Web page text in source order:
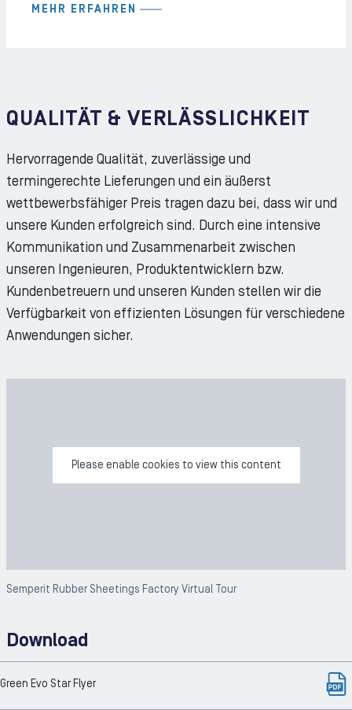
MEHR ERFAHREN
QUALITÄT & VERLÄSSLICHKEIT
Hervorragende Qualität, zuverlässige und
termingerechte Lieferungen und ein äußerst
wettbewerbsfähiger Preis tragen dazu bei, dass wir und
unsere Kunden erfolgreich sind. Durch eine intensive
Kommunikation und Zusammenarbeit zwischen
unseren Ingenieuren, Produktentwicklern bzw.
Kundenbetreuern und unseren Kunden stellen wir die
Verfügbarkeit von effizienten Lösungen für verschiedene
Anwendungen sicher.
Please enable cookies to view this content
Semperit Rubber Sheetings Factory Virtual Tour
Download
Green Evo Star Flyer